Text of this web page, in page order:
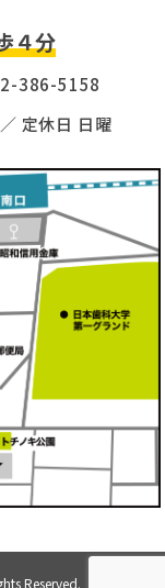
４分
386-5158
定休日 日曜
Reserved.